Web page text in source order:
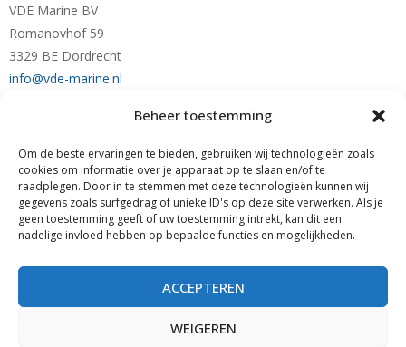
Beheer toestemming
Om de beste ervaringen te bieden, gebruiken wij technologieën zoals
cookies om informatie over je apparaat op te slaan en/of te
raadplegen. Door in te stemmen met deze technologieën kunnen wij
gegevens zoals surfgedrag of unieke ID's op deze site verwerken. Als je
geen toestemming geeft of uw toestemming intrekt, kan dit een
nadelige invloed hebben op bepaalde functies en mogelijkheden.
ACCEPTEREN
WEIGEREN
VDE Marine BV
Romanovhof 59
3329 BE Dordrecht
info@vde-marine.nl
Telefoon +31-(0)78-6 21 43 64
Mobiel +31-(0)6-28 1230 28
KvK nr. 77777190
RABO NL89 RABO 0122 0423 01
BTW nr. NL861140205B01
ZOEKEN